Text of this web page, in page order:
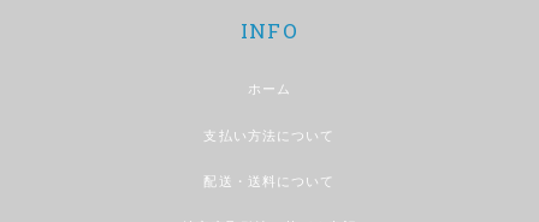
INFO
ホーム
支払い方法について
配送・送料について